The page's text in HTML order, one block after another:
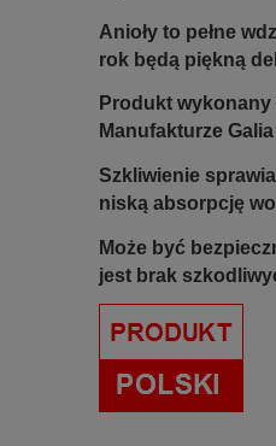
Anioły to pełne
rok będą piękną
Produkt
Manufakturze
Szkliwienie
niską absorpcję
Może być
jest brak